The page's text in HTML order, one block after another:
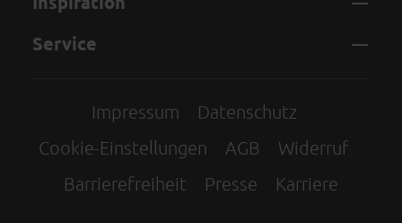
Service
Impressum
Datenschutz
Cookie-Einstellungen
AGB
Widerruf
Barrierefreiheit
Presse Karriere